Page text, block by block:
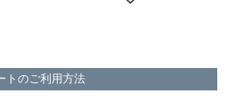
トのご利用方法